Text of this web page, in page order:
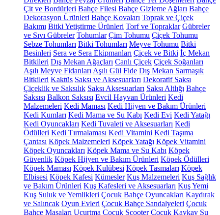
Çit ve Bordürleri Bahçe Filesi Bahçe Gizleme Ağları Bahçe
Dekorasyon Ürünleri Bahçe Kovaları Toprak ve Çiçek
Bakımı Bitki Yetiştirme Ürünleri Torf ve Topraklar Gübreler
ve Sıvı Gübreler Tohumlar Çim Tohumu Çiçek Tohumu
Sebze Tohumları Bitki Tohumları Meyve Tohumu Bitki
Besinleri Sera ve Sera Ekipmanları Çiçek ve Bitki İç Mekan
Bitkileri Dış Mekan Ağaçları Canlı Çiçek Çiçek Soğanları
Aşılı Meyve Fidanları Aşılı Gül Fide Dış Mekan Sarmaşık
Bitkileri Kaktüs Saksı ve Aksesuarları Dekoratif Saksı
Çiçeklik ve Saksılık Saksı Aksesuarları Saksı Altlığı Bahçe
Saksısı Balkon Saksısı Evcil Hayvan Ürünleri Kedi
Malzemeleri Kedi Maması Kedi Hijyen ve Bakım Ürünleri
Kedi Kumları Kedi Mama ve Su Kabı Kedi Evi Kedi Yatağı
Kedi Oyuncakları Kedi Tuvaleti ve Aksesuarları Kedi
Ödülleri Kedi Tırmalaması Kedi Vitamini Kedi Taşıma
Çantası Köpek Malzemeleri Köpek Yatağı Köpek Vitamini
Köpek Oyuncakları Köpek Mama ve Su Kabı Köpek
Güvenlik Köpek Hijyen ve Bakım Ürünleri Köpek Ödülleri
Köpek Maması Köpek Kulübesi Köpek Tasmaları Köpek
Elbisesi Köpek Kafesi Kümesler Kuş Malzemeleri Kuş Sağlık
ve Bakım Ürünleri Kuş Kafesleri ve Aksesuarları Kuş Yemi
Kuş Suluk ve Yemlikleri Çocuk Bahçe Oyuncakları Kaydırak
ve Salıncak Oyun Evleri Çocuk Bahçe Sandalyeleri Çocuk
Bahçe Masaları Uçurtma Çocuk Scooter Çocuk Kaykay Su